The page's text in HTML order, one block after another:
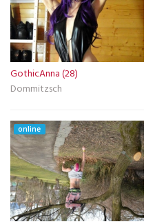
GothicAnna (28)
Dommitzsch
online